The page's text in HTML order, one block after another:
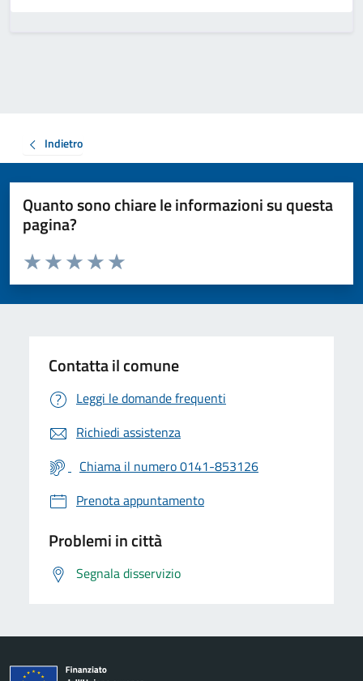
Indietro
Quanto sono chiare le informazioni su questa
pagina?
Valuta da 1 a 5 stelle la pagina
Valuta 5 stelle su 5
Valuta 4 stelle su 5
Valuta 3 stelle su 5
Valuta 2 stelle su 5
Valuta 1 stelle su 5
Contatta il comune
Leggi le domande frequenti
Richiedi assistenza
Chiama il numero 0141-853126
Prenota appuntamento
Problemi in città
Segnala disservizio